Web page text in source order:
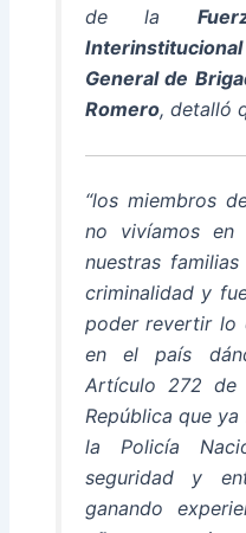
de la
General de
Romero, detalló
“los miembros
no vivíamos en
nuestras
criminalidad y
poder revertir lo
en el país
Artículo 272 de
República que
la Policía
seguridad y
ganando